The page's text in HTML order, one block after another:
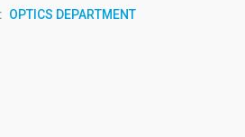
OPTICS DEPARTMENT